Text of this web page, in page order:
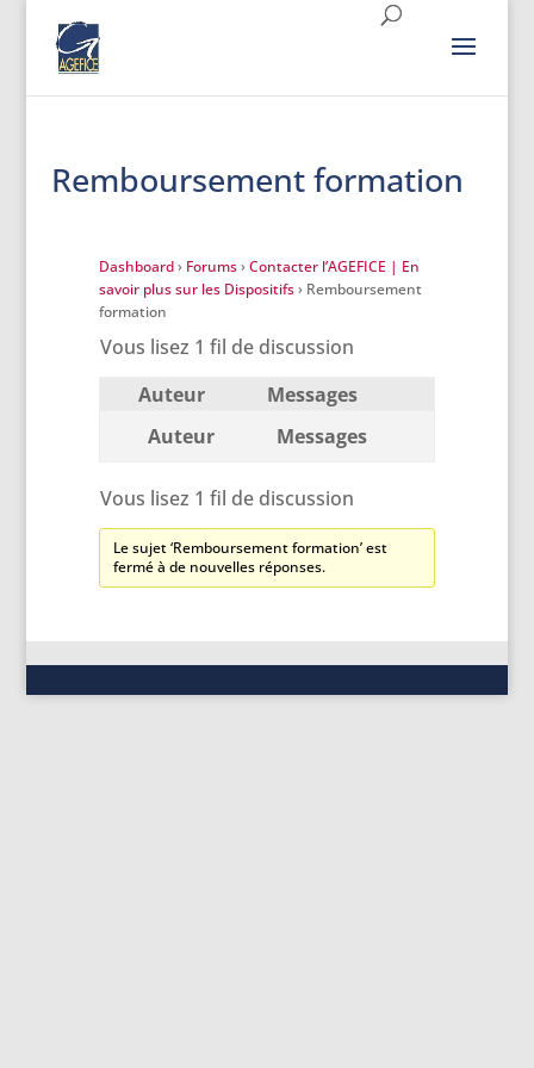
Remboursement formation
Dashboard › Forums › Contacter l’AGEFICE | En
savoir plus sur les Dispositifs › Remboursement
formation
Vous lisez 1 fil de discussion
Auteur
Messages
Auteur
Messages
Vous lisez 1 fil de discussion
Le sujet ‘Remboursement formation’ est
fermé à de nouvelles réponses.